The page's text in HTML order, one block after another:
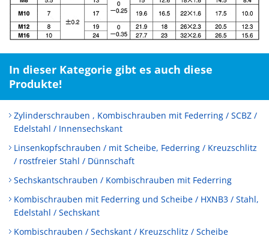
In dieser Kategorie gibt es auch diese
Produkte!
Zylinderschrauben , Kombischrauben mit Federring / SCBZ /
Edelstahl / Innensechskant
Linsenkopfschrauben / mit Scheibe, Federring / Kreuzschlitz
/ rostfreier Stahl / Dünnschaft
Sechskantschrauben / Kombischrauben mit Federring
Kombischrauben mit Federring und Scheibe / HXNB3 / Stahl,
Edelstahl / Sechskant
Kombischrauben / Sechskant / Kreuzschlitz / Scheibe